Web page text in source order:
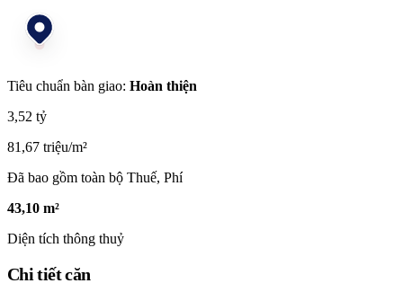
Tiêu chuẩn bàn giao: Hoàn thiện
3,52 tỷ
81,67 triệu/m²
Đã bao gồm toàn bộ Thuế, Phí
43,10 m²
Diện tích thông thuỷ
Chi tiết căn